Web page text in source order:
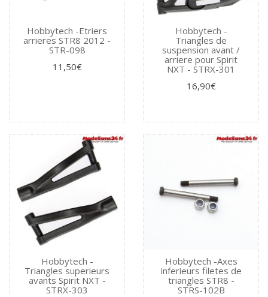
Hobbytech -Etriers
arrieres STR8 2012 -
STR-098
11,50€
Hobbytech -
Triangles de
suspension avant /
arriere pour Spirit
NXT - STRX-301
16,90€
Hobbytech -
Triangles superieurs
avants Spirit NXT -
STRX-303
Hobbytech -Axes
inferieurs filetes de
triangles STR8 -
STRS-102B